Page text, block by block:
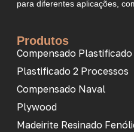
para diferentes aplicações,
Produtos
Compensado Plastificado
Plastificado 2 Processos
Compensado Naval
Plywood
Madeirite Resinado